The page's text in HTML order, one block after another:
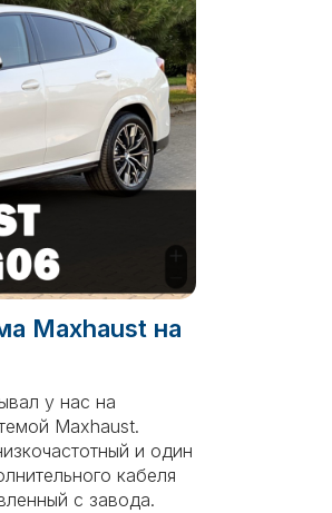
Maxhaust на
у нас на
Maxhaust.
и один
кабеля
с завода.